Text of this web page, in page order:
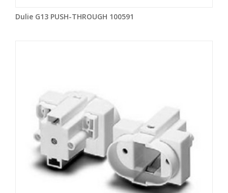
Dulie G13 PUSH-THROUGH 100591